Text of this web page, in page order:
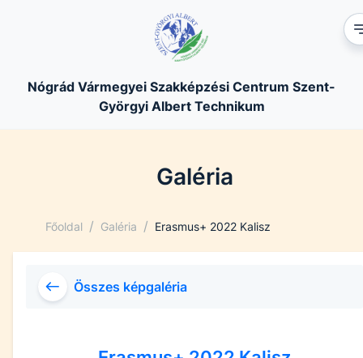
Nógrád Vármegyei Szakképzési Centrum Szent-
Györgyi Albert Technikum
Galéria
Főoldal / Galéria / Erasmus+ 2022 Kalisz
Összes képgaléria